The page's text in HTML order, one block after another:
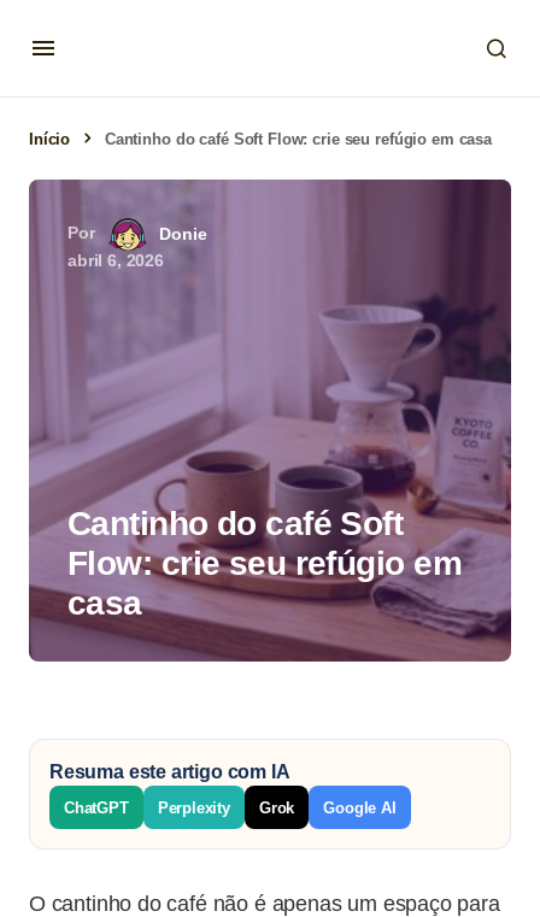
Início Cantinho do café Soft Flow: crie seu refúgio em casa
Por
Donie
abril 6, 2026
Cantinho do café Soft
Flow: crie seu refúgio em
casa
Resuma este artigo com IA
ChatGPT Perplexity Grok Google AI
O cantinho do café não é apenas um espaço para